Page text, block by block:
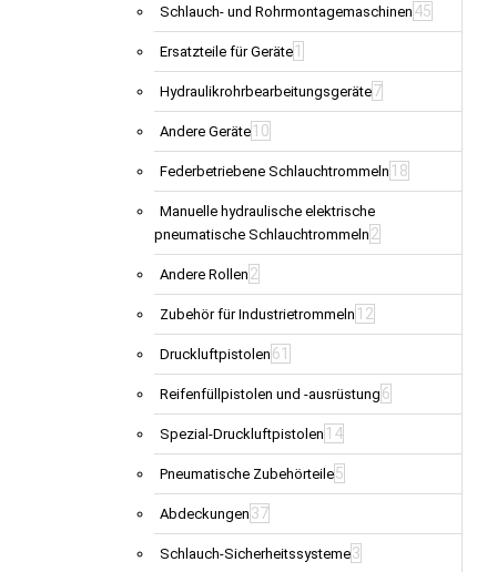
Schlauch- und Rohrmontagemaschinen 45
Ersatzteile für Geräte 1
Hydraulikrohrbearbeitungsgeräte7
Andere Geräte 10
Federbetriebene Schlauchtrommeln 18
Manuelle hydraulische elektrische
pneumatische Schlauchtrommeln 2
Andere Rollen 2
Zubehör für Industrietrommeln 12
Druckluftpistolen 61
Reifenfüllpistolen und -ausrüstung 6
Spezial-Druckluftpistolen 14
Pneumatische Zubehörteile5
Abdeckungen 37
Schlauch-Sicherheitssysteme3